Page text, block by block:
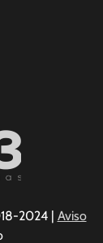
2024 | Aviso